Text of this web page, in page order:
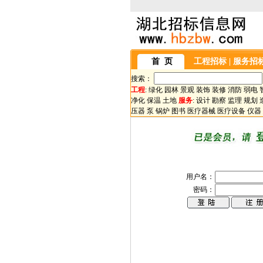
首 页 工程招标 服务招
搜索：
工程: 绿化 园林 景观 装饰 装修 消防 弱电
净化 保温 土地 服务: 设计 勘察 监理 规划
压器 泵 锅炉 图书 医疗器械 医疗设备 仪器
用户名：
密码：